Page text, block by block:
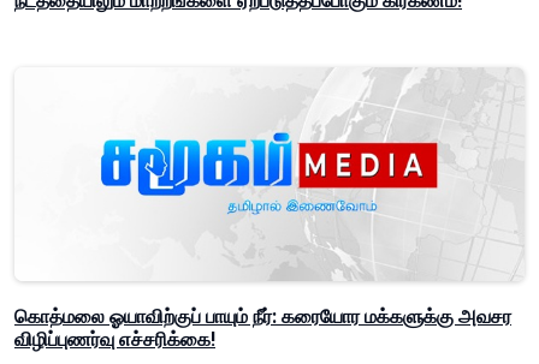
கொத்மலை ஓயாவிற்குப் பாயும் நீர்: கரையோர மக்களுக்கு அவசர
விழிப்புணர்வு எச்சரிக்கை!